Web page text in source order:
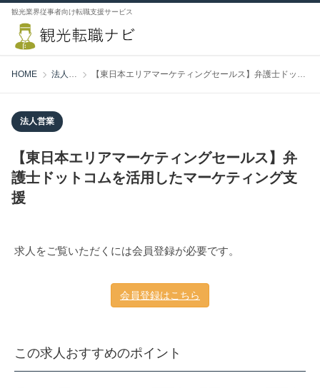
観光業界従事者向け転職支援サービス
HOME 法人営業 【東日本エリアマーケティングセールス】弁護士ドットコムを活用したマーケティング支援
法人営業
【東日本エリアマーケティングセールス】弁
護士ドットコムを活用したマーケティング支
援
求人をご覧いただくには会員登録が必要です。
会員登録はこちら
この求人おすすめのポイント